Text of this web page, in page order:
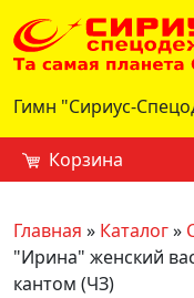
Гимн "Сириус-
Корзина
Главная » Каталог»
"Ирина" женский
кантом (ЧЗ)